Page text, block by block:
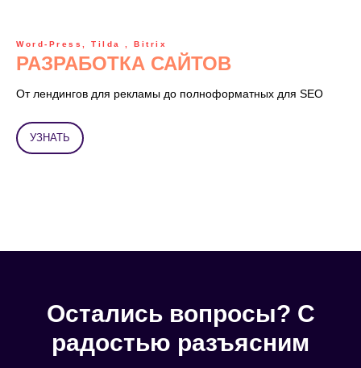
Word-Press, Tilda , Bitrix
РАЗРАБОТКА САЙТОВ
От лендингов для рекламы до полноформатных для SEO
УЗНАТЬ
Остались вопросы? С
радостью разъясним